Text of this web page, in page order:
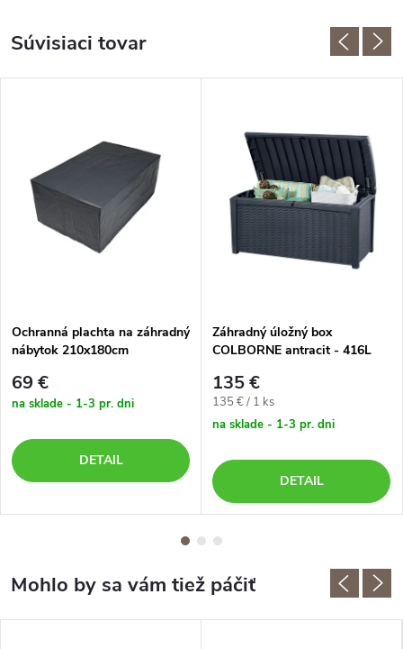
Súvisiaci tovar
Ochranná plachta na záhradný
nábytok 210x180cm
69 €
na sklade - 1-3 pr. dni
DETAIL
Záhradný úložný box
COLBORNE antracit - 416L
135 €
Jednotková
cena:
135 € / 1 ks
na sklade - 1-3 pr. dni
DETAIL